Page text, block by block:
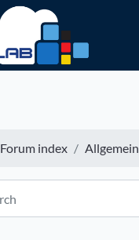
Forum index Allgemein